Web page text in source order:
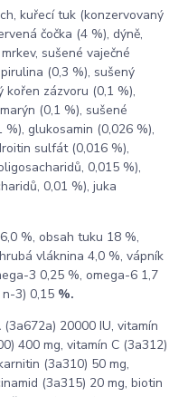
kuřecí tuk (konzervovaný
čočka (4 %), dýně,
sušené vaječné
(0,3 %), sušený
zázvoru (0,1 %),
(0,1 %), sušené
glukosamin (0,026 %),
sulfát (0,016 %),
0,015 %),
0,01 %), juka
%, obsah tuku 18 %,
vláknina 4,0 %, vápník
3 0,25 %, omega-6 1,7
n-3) 0,15 %.
20000 IU, vitamín
400 mg, vitamín C (3a312)
(3a310) 50 mg,
(3a315) 20 mg, biotin